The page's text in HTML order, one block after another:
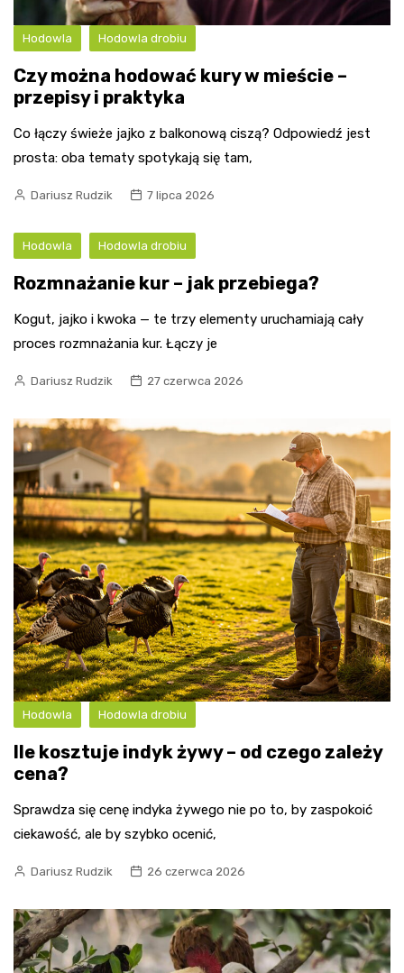
Hodowla Hodowla drobiu
Czy można hodować kury w mieście –
przepisy i praktyka
Co łączy świeże jajko z balkonową ciszą? Odpowiedź jest
prosta: oba tematy spotykają się tam,
Dariusz Rudzik 7 lipca 2026
Hodowla Hodowla drobiu
Rozmnażanie kur – jak przebiega?
Kogut, jajko i kwoka — te trzy elementy uruchamiają cały
proces rozmnażania kur. Łączy je
Dariusz Rudzik 27 czerwca 2026
Hodowla Hodowla drobiu
Ile kosztuje indyk żywy – od czego zależy
cena?
Sprawdza się cenę indyka żywego nie po to, by zaspokoić
ciekawość, ale by szybko ocenić,
Dariusz Rudzik 26 czerwca 2026